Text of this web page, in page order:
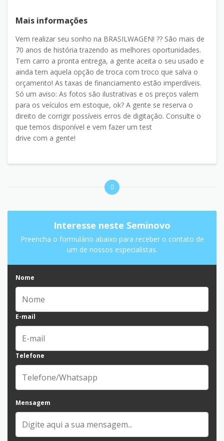
Mais informações
Vem realizar seu sonho na BRASILWAGEN! ?? São mais de
70 anos de história trazendo as melhores oportunidades.
Tem carro a pronta entrega, a gente aceita o seu usado e
ainda tem aquela opção de troca com troco que salva o
orçamento! As taxas de financiamento estão imperdíveis.
Só um aviso: As fotos são ilustrativas e os preços valem
para os veículos em estoque, ok? A gente se reserva o
direito de corrigir possíveis erros de digitação. Consulte o
que temos disponível e vem fazer um test
drive com a gente!
Interesse neste Seminovo
Preencha o formulário abaixo para receber o contato de
um de nossos especialistas.
Nome
E-mail
Telefone
Mensagem